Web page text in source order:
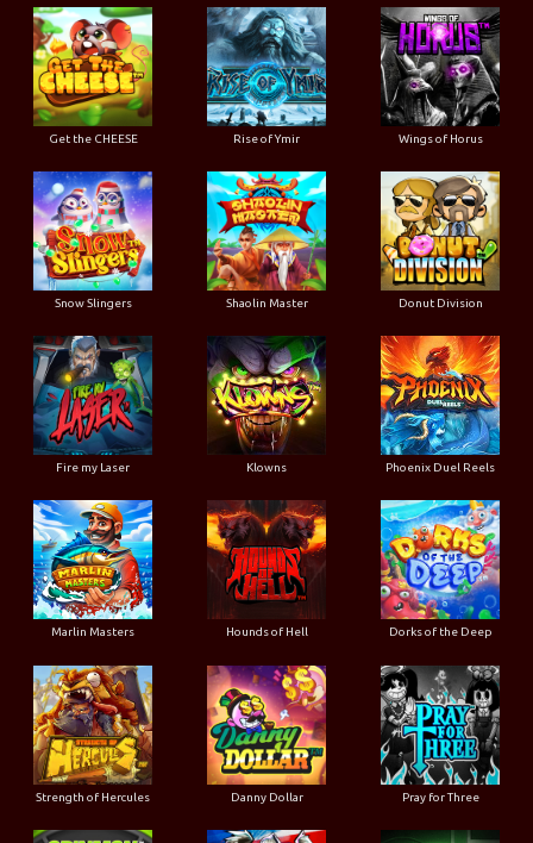
Get the CHEESE Rise of Ymir Wings of Horus
Snow Slingers Shaolin Master Donut Division
Fire my Laser Klowns Phoenix Duel Reels
Marlin Masters Hounds of Hell Dorks of the Deep
Strength of Hercules Danny Dollar Pray for Three